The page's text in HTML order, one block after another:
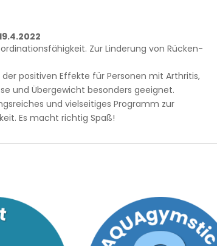
Zur Linderung von Rücken-
positiven Effekte für Personen mit Arthritis,
und Übergewicht besonders geeignet.
und vielseitiges Programm zur
Es macht richtig Spaß!